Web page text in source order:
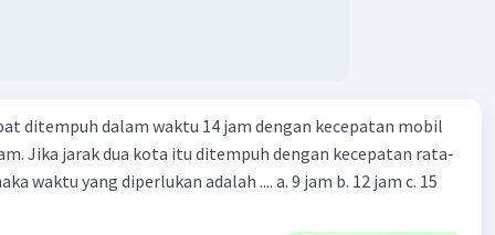
ditempuh dalam waktu 14 jam dengan kecepatan mobil
Jika jarak dua kota itu ditempuh dengan kecepatan rata-
yang diperlukan adalah .... a. 9 jam b. 12 jam c. 15